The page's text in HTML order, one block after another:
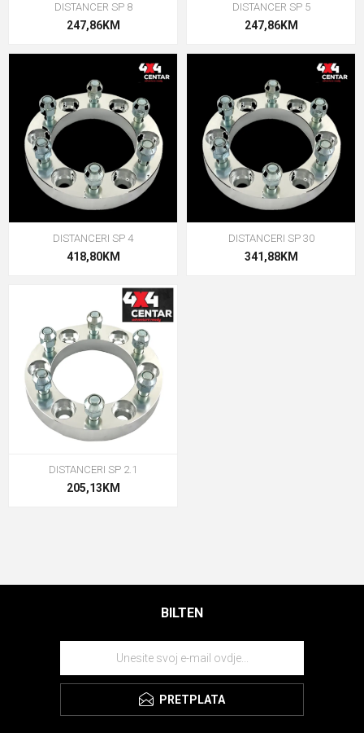
DISTANCER SP 8
247,86KM
DISTANCER SP 5
247,86KM
DISTANCERI SP 4
418,80KM
DISTANCERI SP 30
341,88KM
DISTANCERI SP 2.1
205,13KM
BILTEN
PRETPLATA